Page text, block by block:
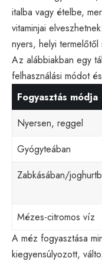
italba vagy ételbe,
vitaminjai
nyers, helyi termelőtől
Az alábbiakban egy
felhasználási módot
Fogyasztás módja
Nyersen, reggel
Gyógyteában
Zabkásában/
Mézes-citromos víz
A méz fogyasztása
kiegyensúlyozott,